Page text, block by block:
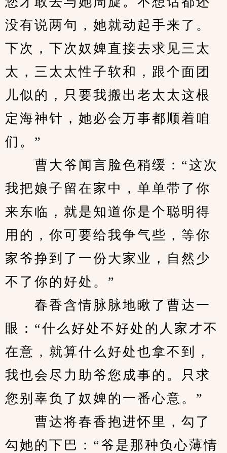
没有说两句，她就动起手来了。
下次，下次奴婢直接去求见三太
太，三太太性子软和，跟个面团
儿似的，只要我搬出老太太这根
定海神针，她必会万事都顺着咱
们。”
曹大爷闻言脸色稍缓：“这次
我把娘子留在家中，单单带了你
来东临，就是知道你是个聪明得
用的，你可要给我争气些，等你
家爷挣到了一份大家业，自然少
不了你的好处。”
春香含情脉脉地瞅了曹达一
眼：“什么好处不好处的人家才不
在意，就算什么好处也拿不到，
我也会尽力助爷您成事的。只求
您别辜负了奴婢的一番心意。”
曹达将春香抱进怀里，勾了
勾她的下巴：“爷是那种负心薄情